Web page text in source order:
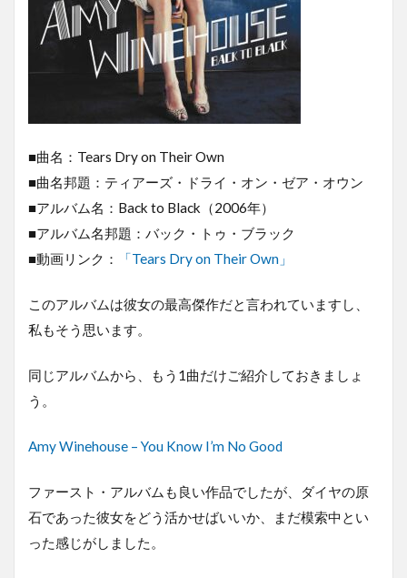
■曲名：Tears Dry on Their Own
■曲名邦題：ティアーズ・ドライ・オン・ゼア・オウン
■アルバム名：Back to Black（2006年）
■アルバム名邦題：バック・トゥ・ブラック
■動画リンク：
「Tears Dry on Their Own」
このアルバムは彼女の最高傑作だと言われていますし、
私もそう思います。
同じアルバムから、もう1曲だけご紹介しておきましょ
う。
Amy Winehouse – You Know I’m No Good
ファースト・アルバムも良い作品でしたが、ダイヤの原
石であった彼女をどう活かせばいいか、まだ模索中とい
った感じがしました。